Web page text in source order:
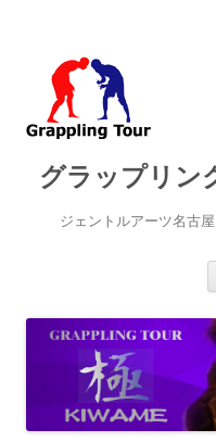
グラップリン
ジェントルアーツ名古